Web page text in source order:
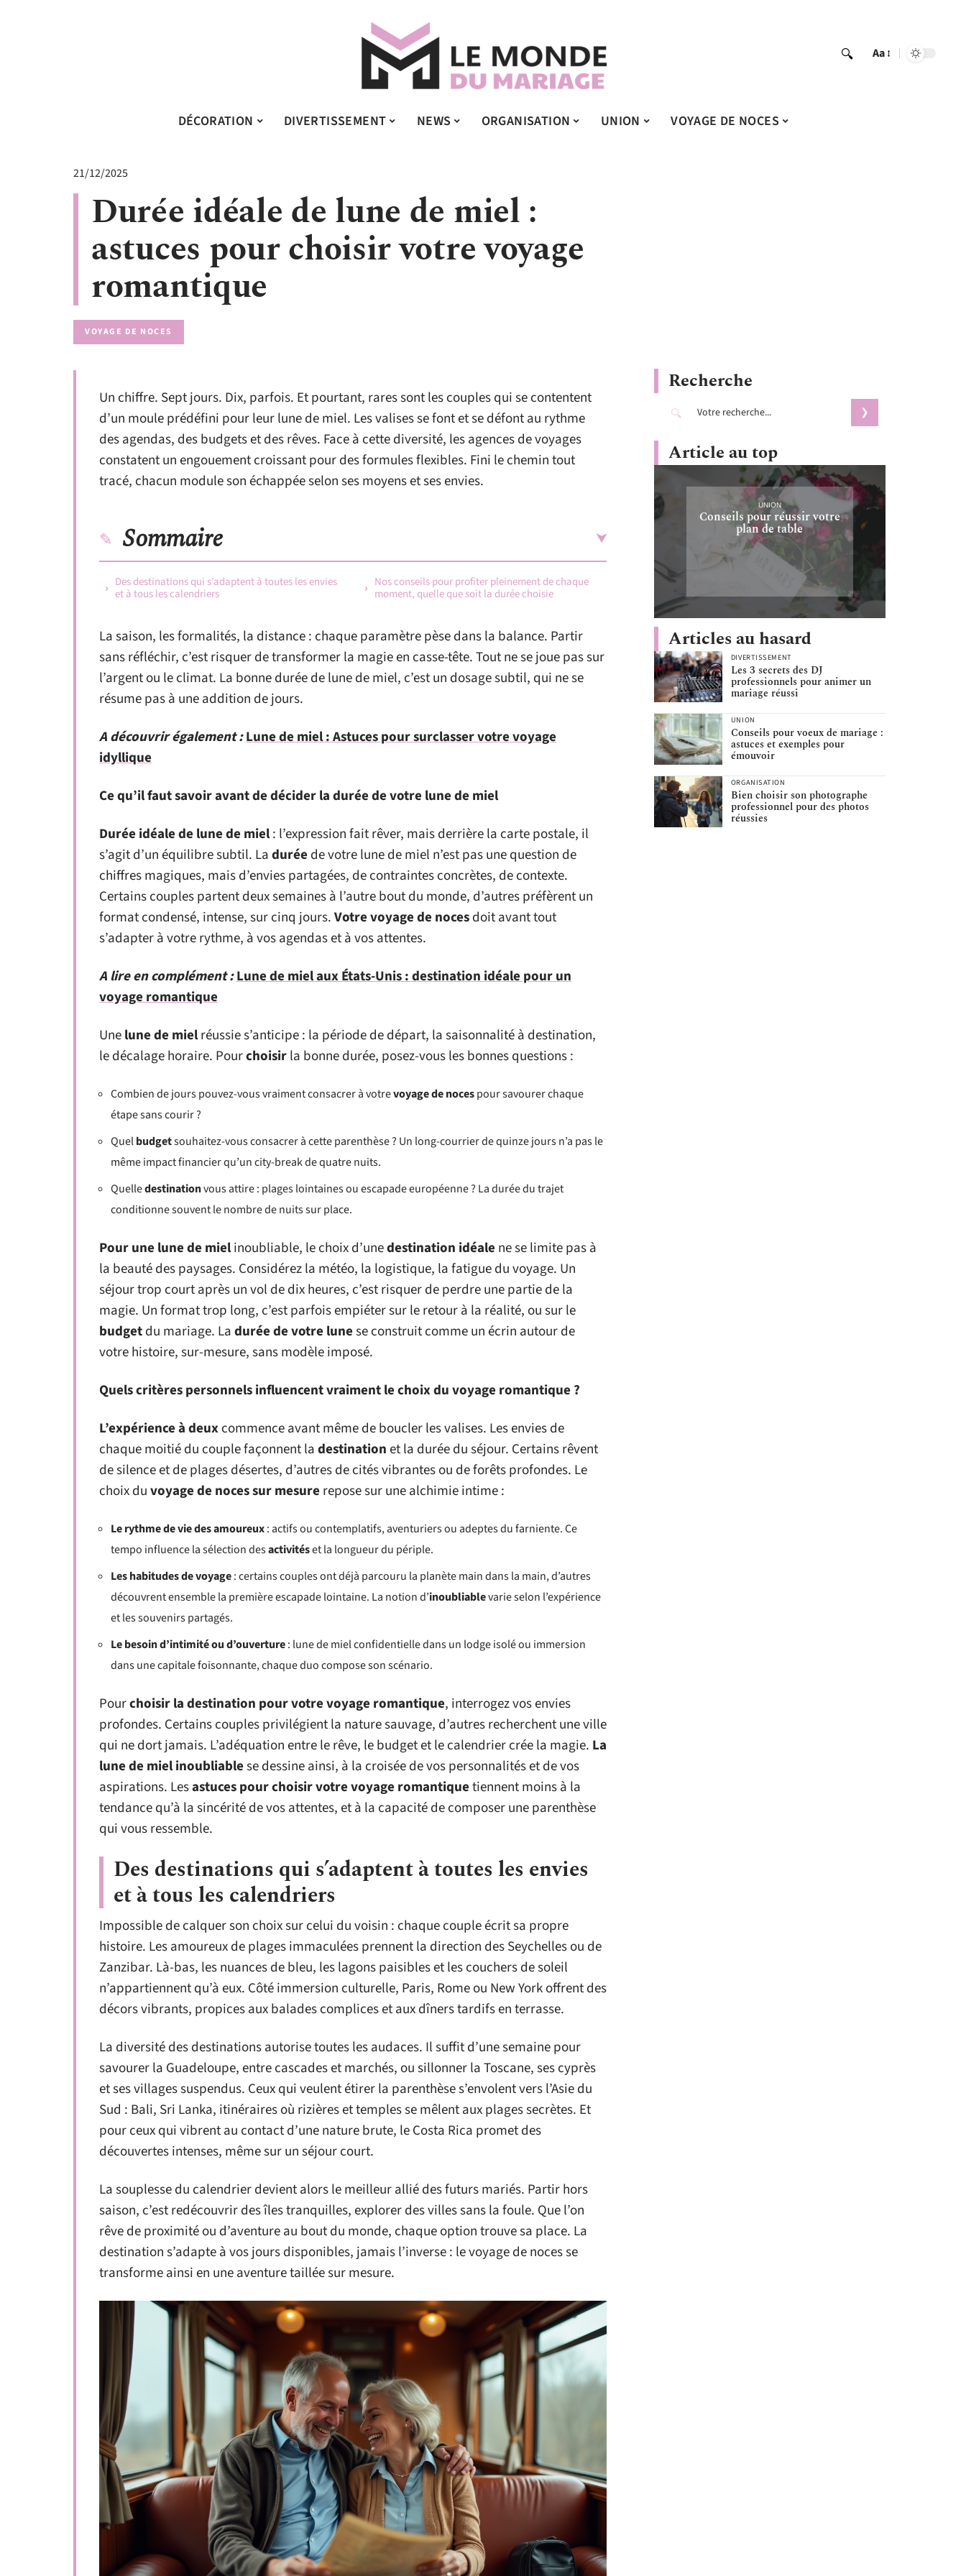
Aa
DÉCORATION DIVERTISSEMENT NEWS ORGANISATION UNION VOYAGE DE NOCES
21/12/2025
Durée idéale de lune de miel :
astuces pour choisir votre voyage
romantique
VOYAGE DE NOCES
Un chiffre. Sept jours. Dix, parfois. Et pourtant, rares sont les couples qui se contentent
d’un moule prédéfini pour leur lune de miel. Les valises se font et se défont au rythme
des agendas, des budgets et des rêves. Face à cette diversité, les agences de voyages
constatent un engouement croissant pour des formules flexibles. Fini le chemin tout
tracé, chacun module son échappée selon ses moyens et ses envies.
Sommaire
Des destinations qui s’adaptent à toutes les envies
et à tous les calendriers
Nos conseils pour profiter pleinement de chaque
moment, quelle que soit la durée choisie
La saison, les formalités, la distance : chaque paramètre pèse dans la balance. Partir
sans réfléchir, c’est risquer de transformer la magie en casse-tête. Tout ne se joue pas sur
l’argent ou le climat. La bonne durée de lune de miel, c’est un dosage subtil, qui ne se
résume pas à une addition de jours.
A découvrir également :Lune de miel : Astuces pour surclasser votre voyage
idyllique
Ce qu’il faut savoir avant de décider la durée de votre lune de miel
Durée idéale de lune de miel: l’expression fait rêver, mais derrière la carte postale, il
s’agit d’un équilibre subtil. Ladurée de votre lune de miel n’est pas une question de
chiffres magiques, mais d’envies partagées, de contraintes concrètes, de contexte.
Certains couples partent deux semaines à l’autre bout du monde, d’autres préfèrent un
format condensé, intense, sur cinq jours.Votre voyage de nocesdoit avant tout
s’adapter à votre rythme, à vos agendas et à vos attentes.
A lire en complément :Lune de miel aux États-Unis : destination idéale pour un
voyage romantique
Unelune de mielréussie s’anticipe : la période de départ, la saisonnalité à destination,
le décalage horaire. Pourchoisirla bonne durée, posez-vous les bonnes questions :
Combien de jours pouvez-vous vraiment consacrer à votrevoyage de nocespour savourer chaque
étape sans courir ?
Quelbudgetsouhaitez-vous consacrer à cette parenthèse ? Un long-courrier de quinze jours n’a pas le
même impact financier qu’un city-break de quatre nuits.
Quelledestinationvous attire : plages lointaines ou escapade européenne ? La durée du trajet
conditionne souvent le nombre de nuits sur place.
Pour une lune de mielinoubliable, le choix d’unedestination idéale ne se limite pas à
la beauté des paysages. Considérez la météo, la logistique, la fatigue du voyage. Un
séjour trop court après un vol de dix heures, c’est risquer de perdre une partie de la
magie. Un format trop long, c’est parfois empiéter sur le retour à la réalité, ou sur le
budgetdu mariage. Ladurée de votre lunese construit comme un écrin autour de
votre histoire, sur-mesure, sans modèle imposé.
Quels critères personnels influencent vraiment le choix du voyage romantique ?
L’expérience à deuxcommence avant même de boucler les valises. Les envies de
chaque moitié du couple façonnent ladestinationet la durée du séjour. Certains rêvent
de silence et de plages désertes, d’autres de cités vibrantes ou de forêts profondes. Le
choix duvoyage de noces sur mesure repose sur une alchimie intime :
Le rythme de vie des amoureux: actifs ou contemplatifs, aventuriers ou adeptes du farniente. Ce
tempo influence la sélection desactivitéset la longueur du périple.
Les habitudes de voyage: certains couples ont déjà parcouru la planète main dans la main, d’autres
découvrent ensemble la première escapade lointaine. La notion d’inoubliablevarie selon l’expérience
et les souvenirs partagés.
Le besoin d’intimité ou d’ouverture: lune de miel confidentielle dans un lodge isolé ou immersion
dans une capitale foisonnante, chaque duo compose son scénario.
Pourchoisir la destination pour votre voyage romantique, interrogez vos envies
profondes. Certains couples privilégient la nature sauvage, d’autres recherchent une ville
qui ne dort jamais. L’adéquation entre le rêve, le budget et le calendrier crée la magie. La
lune de miel inoubliablese dessine ainsi, à la croisée de vos personnalités et de vos
aspirations. Lesastuces pour choisir votre voyage romantiquetiennent moins à la
tendance qu’à la sincérité de vos attentes, et à la capacité de composer une parenthèse
qui vous ressemble.
Des destinations qui s’adaptent à toutes les envies
et à tous les calendriers
Impossible de calquer son choix sur celui du voisin : chaque couple écrit sa propre
histoire. Les amoureux de plages immaculées prennent la direction des Seychelles ou de
Zanzibar. Là-bas, les nuances de bleu, les lagons paisibles et les couchers de soleil
n’appartiennent qu’à eux. Côté immersion culturelle, Paris, Rome ou New York offrent des
décors vibrants, propices aux balades complices et aux dîners tardifs en terrasse.
La diversité des destinations autorise toutes les audaces. Il suffit d’une semaine pour
savourer la Guadeloupe, entre cascades et marchés, ou sillonner la Toscane, ses cyprès
et ses villages suspendus. Ceux qui veulent étirer la parenthèse s’envolent vers l’Asie du
Sud : Bali, Sri Lanka, itinéraires où rizières et temples se mêlent aux plages secrètes. Et
pour ceux qui vibrent au contact d’une nature brute, le Costa Rica promet des
découvertes intenses, même sur un séjour court.
La souplesse du calendrier devient alors le meilleur allié des futurs mariés. Partir hors
saison, c’est redécouvrir des îles tranquilles, explorer des villes sans la foule. Que l’on
rêve de proximité ou d’aventure au bout du monde, chaque option trouve sa place. La
destination s’adapte à vos jours disponibles, jamais l’inverse : le voyage de noces se
transforme ainsi en une aventure taillée sur mesure.
Recherche
Article au top
UNION
Conseils pour réussir votre
plan de table
Articles au hasard
DIVERTISSEMENT
Les 3 secrets des DJ
professionnels pour animer un
mariage réussi
UNION
Conseils pour voeux de mariage :
astuces et exemples pour
émouvoir
ORGANISATION
Bien choisir son photographe
professionnel pour des photos
réussies